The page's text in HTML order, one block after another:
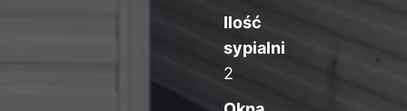
Ilość
sypialni
2